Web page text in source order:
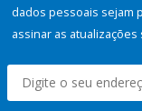
dados pessoais sejam
assinar as atualizações